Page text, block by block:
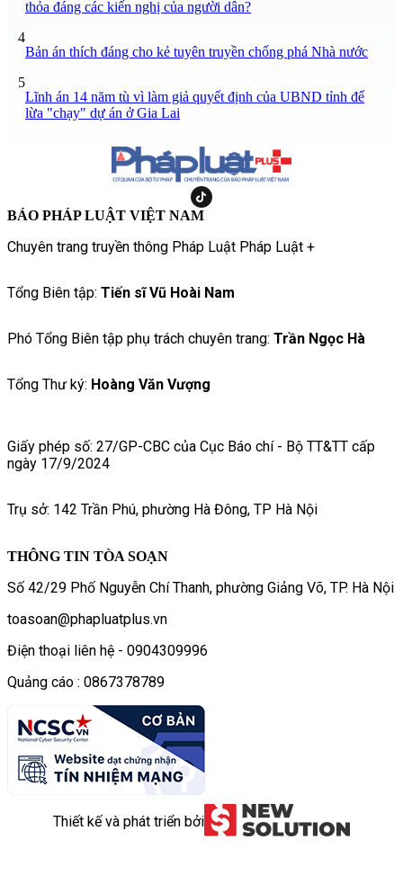
thỏa đáng các kiến nghị của người dân?
4
Bản án thích đáng cho kẻ tuyên truyền chống phá Nhà nước
5
Lĩnh án 14 năm tù vì làm giả quyết định của UBND tỉnh để
lừa "chạy" dự án ở Gia Lai
BÁO PHÁP LUẬT VIỆT NAM
Chuyên trang truyền thông Pháp Luật Pháp Luật +
Tổng Biên tập: Tiến sĩ Vũ Hoài Nam
Phó Tổng Biên tập phụ trách chuyên trang: Trần Ngọc Hà
Tổng Thư ký: Hoàng Văn Vượng
Giấy phép số: 27/GP-CBC của Cục Báo chí - Bộ TT&TT cấp
ngày 17/9/2024
Trụ sở: 142 Trần Phú, phường Hà Đông, TP Hà Nội
THÔNG TIN TÒA SOẠN
Số 42/29 Phố Nguyễn Chí Thanh, phường Giảng Võ, TP. Hà Nội
toasoan@phapluatplus.vn
Điện thoại liên hệ - 0904309996
Quảng cáo : 0867378789
Thiết kế và phát triển bởi